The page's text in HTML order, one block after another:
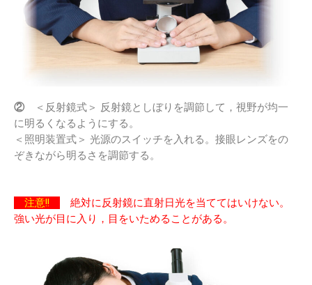
②
＜反射鏡式＞ 反射鏡としぼりを調節して，視野が均一
に明るくなるようにする。
＜照明装置式＞ 光源のスイッチを入れる。接眼レンズをの
ぞきながら明るさを調節する。
注意!!
絶対に反射鏡に直射日光を当ててはいけない。
強い光が目に入り，目をいためることがある。